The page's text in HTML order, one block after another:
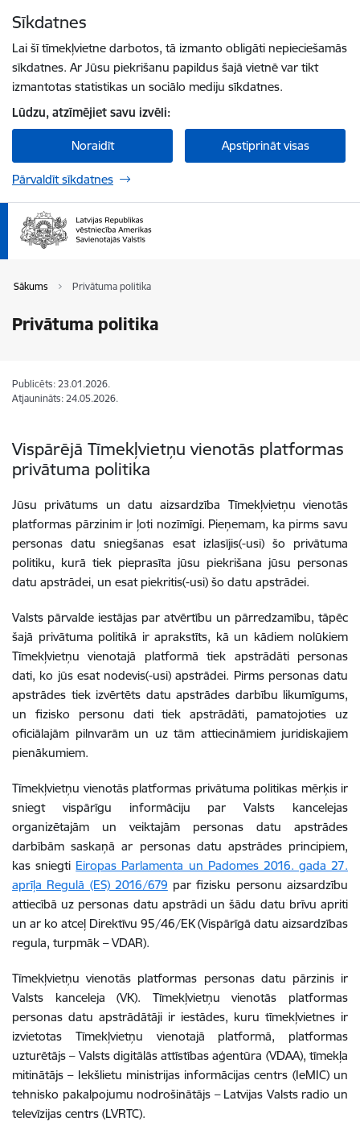
Sīkdatnes
Lai šī tīmekļvietne darbotos, tā izmanto obligāti nepieciešamās
sīkdatnes. Ar Jūsu piekrišanu papildus šajā vietnē var tikt
izmantotas statistikas un sociālo mediju sīkdatnes.
Lūdzu, atzīmējiet savu izvēli:
Noraidīt Apstiprināt visas
Pārvaldīt sīkdatnes
Sākums Privātuma politika
Privātuma politika
Publicēts: 23.01.2026.
Atjaunināts: 24.05.2026.
Vispārējā Tīmekļvietņu vienotās platformas
privātuma politika
Jūsu privātums un datu aizsardzība Tīmekļvietņu vienotās
platformas pārzinim ir ļoti nozīmīgi. Pieņemam, ka pirms savu
personas datu sniegšanas esat izlasījis(-usi) šo privātuma
politiku, kurā tiek pieprasīta jūsu piekrišana jūsu personas
datu apstrādei, un esat piekritis(-usi) šo datu apstrādei.
Valsts pārvalde iestājas par atvērtību un pārredzamību, tāpēc
šajā privātuma politikā ir aprakstīts, kā un kādiem nolūkiem
Tīmekļvietņu vienotajā platformā tiek apstrādāti personas
dati, ko jūs esat nodevis(-usi) apstrādei. Pirms personas datu
apstrādes tiek izvērtēts datu apstrādes darbību likumīgums,
un fizisko personu dati tiek apstrādāti, pamatojoties uz
oficiālajām pilnvarām un uz tām attiecināmiem juridiskajiem
pienākumiem.
Tīmekļvietņu vienotās platformas privātuma politikas mērķis ir
sniegt vispārīgu informāciju par Valsts kancelejas
organizētajām un veiktajām personas datu apstrādes
darbībām saskaņā ar personas datu apstrādes principiem,
kas sniegti Eiropas Parlamenta un Padomes 2016. gada 27.
aprīļa Regulā (ES) 2016/679 par fizisku personu aizsardzību
attiecībā uz personas datu apstrādi un šādu datu brīvu apriti
un ar ko atceļ Direktīvu 95/46/EK (Vispārīgā datu aizsardzības
regula, turpmāk – VDAR).
Tīmekļvietņu vienotās platformas personas datu pārzinis ir
Valsts kanceleja (VK). Tīmekļvietņu vienotās platformas
personas datu apstrādātāji ir iestādes, kuru tīmekļvietnes ir
izvietotas Tīmekļvietņu vienotajā platformā, platformas
uzturētājs – Valsts digitālās attīstības aģentūra (VDAA), tīmekļa
mitinātājs – Iekšlietu ministrijas informācijas centrs (IeMIC) un
tehnisko pakalpojumu nodrošinātājs – Latvijas Valsts radio un
televīzijas centrs (LVRTC).